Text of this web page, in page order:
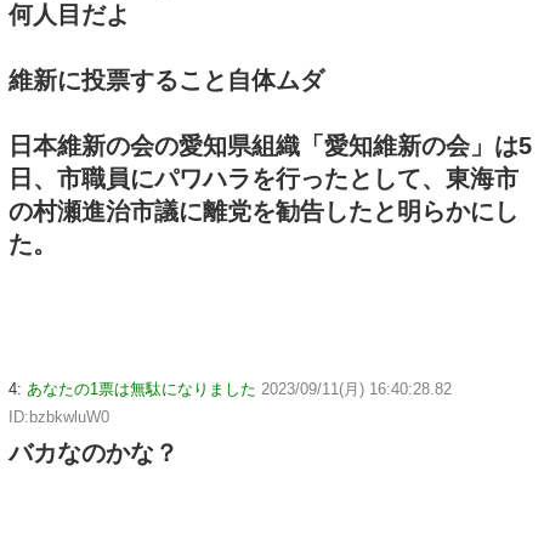
何人目だよ
維新に投票すること自体ムダ
日本維新の会の愛知県組織「愛知維新の会」は5
日、市職員にパワハラを行ったとして、東海市
の村瀬進治市議に離党を勧告したと明らかにし
た。
4: あなたの1票は無駄になりました 2023/09/11(月) 16:40:28.82
ID:bzbkwluW0
バカなのかな？